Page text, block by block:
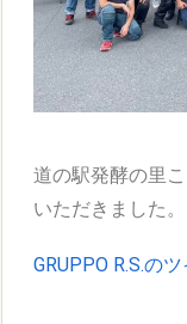
道の駅発酵の里
いただきました。
GRUPPO R.S.の